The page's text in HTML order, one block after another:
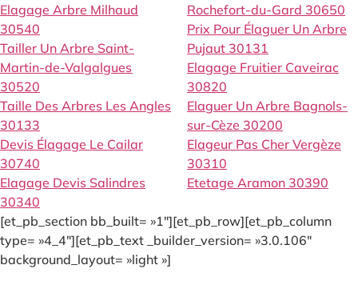
Elagage Arbre Milhaud
30540
Tailler Un Arbre Saint-
Martin-de-Valgalgues
30520
Taille Des Arbres Les Angles
30133
Devis Élagage Le Cailar
30740
Elagage Devis Salindres
30340
Rochefort-du-Gard 30650
Prix Pour Élaguer Un Arbre
Pujaut 30131
Elagage Fruitier Caveirac
30820
Elaguer Un Arbre Bagnols-
sur-Cèze 30200
Elageur Pas Cher Vergèze
30310
Etetage Aramon 30390
[et_pb_section bb_built= »1″][et_pb_row][et_pb_column
type= »4_4″][et_pb_text _builder_version= »3.0.106″
background_layout= »light »]